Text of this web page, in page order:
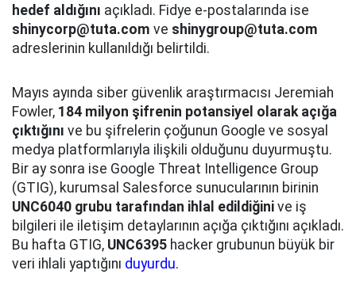
hedef aldığını açıkladı. Fidye e-postalarında ise
shinycorp@tuta.com ve shinygroup@tuta.com
adreslerinin kullanıldığı belirtildi.
Mayıs ayında siber güvenlik araştırmacısı Jeremiah
Fowler, 184 milyon şifrenin potansiyel olarak açığa
çıktığını ve bu şifrelerin çoğunun Google ve sosyal
medya platformlarıyla ilişkili olduğunu duyurmuştu.
Bir ay sonra ise Google Threat Intelligence Group
(GTIG), kurumsal Salesforce sunucularının birinin
UNC6040 grubu tarafından ihlal edildiğini ve iş
bilgileri ile iletişim detaylarının açığa çıktığını açıkladı.
Bu hafta GTIG, UNC6395 hacker grubunun büyük bir
veri ihlali yaptığını duyurdu.